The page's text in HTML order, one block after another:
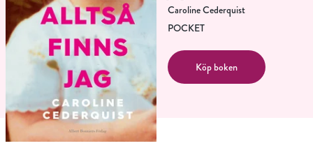
Caroline Cederquist
POCKET
Köp boken